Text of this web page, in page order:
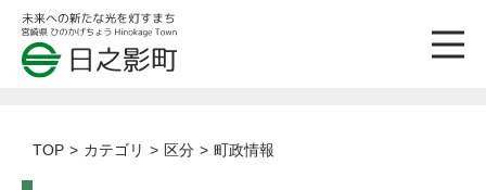
TOP カテゴリ 区分 町政情報